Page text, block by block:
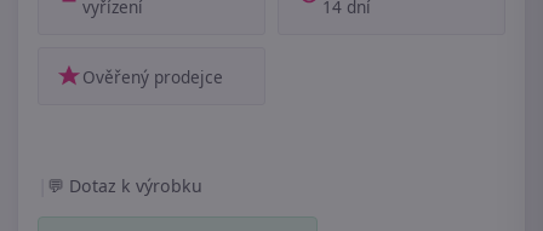
vyřízení
14 dní
Ověřený prodejce
Dotaz k výrobku